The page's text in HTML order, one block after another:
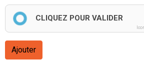
CLIQUEZ POUR VALIDER
Ajouter